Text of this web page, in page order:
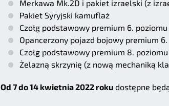
Merkawa Mk.2D i pakiet izraelski (z
Pakiet Syryjski kamuflaż
Czołg podstawowy premium 6.
Opancerzony pojazd bojowy premium
Czołg podstawowy premium 8.
Żelazną skrzynię (z nową mechaniką
Od 7 do 14 kwietnia 2022 roku dostępne